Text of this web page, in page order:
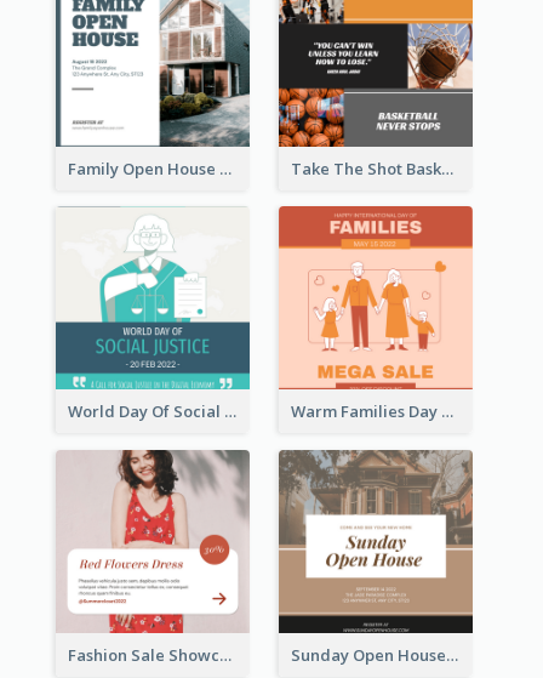
Family Open House Registration Instagram Post Take The Shot Basketball Instagram Post
World Day Of Social Justice Instagram Post Warm Families Day Sales Instagram Post
Fashion Sale Showcase Instagram Post Sunday Open House Instagram Post